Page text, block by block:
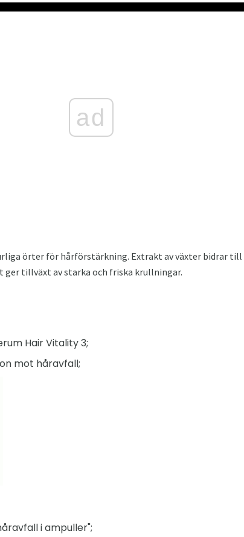
ad
örter för hårförstärkning. Extrakt av växter bidrar
tillväxt av starka och friska krullningar.
Hair Vitality 3;
mot håravfall;
i ampuller";